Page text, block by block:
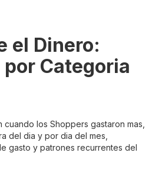
el Dinero:
Categoria
cuando los Shoppers gastaron mas,
del dia y por dia del mes,
gasto y patrones recurrentes del